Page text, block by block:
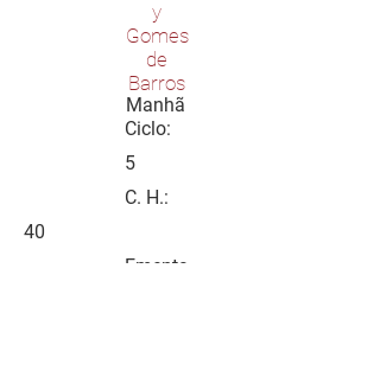
Manhã
y
Gomes
de
Barros
Ciclo:
5
C. H.:
40
Ementa